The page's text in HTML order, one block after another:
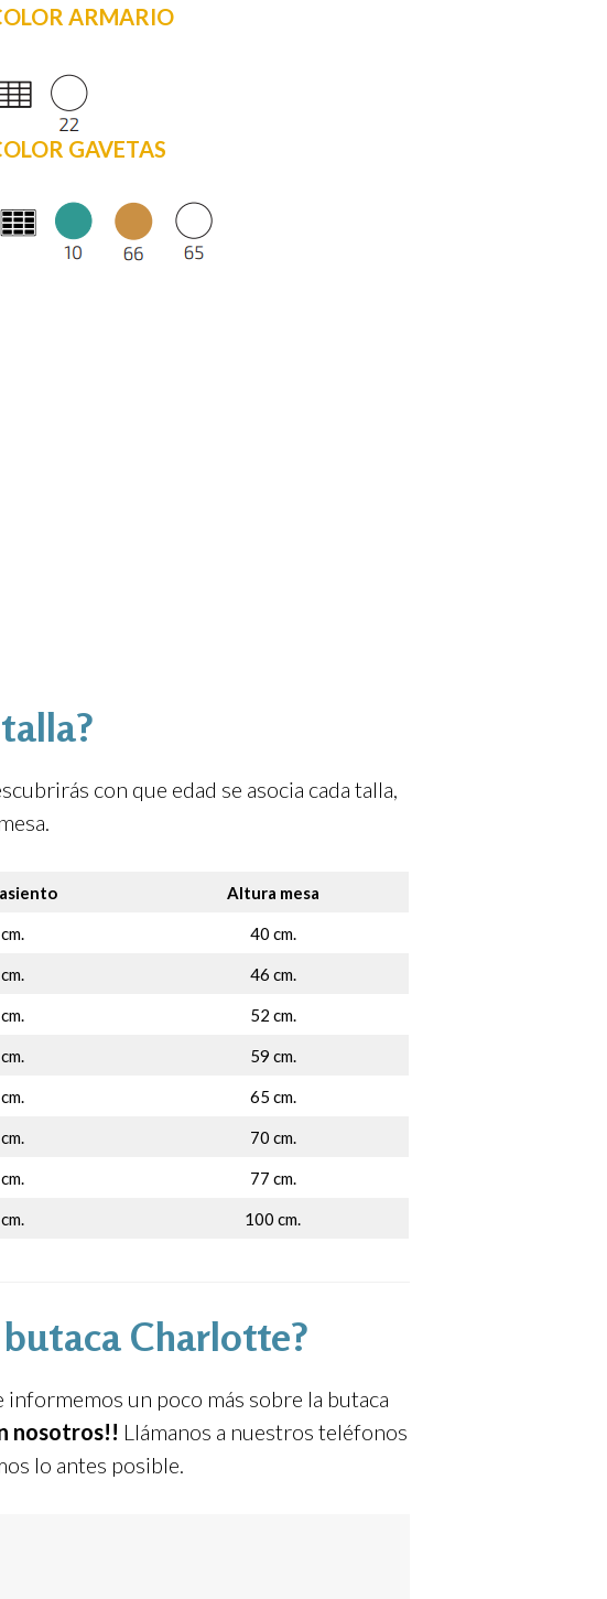
ARMARIO
GAVETAS
con que edad se asocia cada talla,
Altura mesa
40 cm.
46 cm.
52 cm.
59 cm.
65 cm.
70 cm.
77 cm.
100 cm.
Charlotte?
informemos un poco más sobre la butaca
nosotros!! Llámanos a nuestros teléfonos
lo antes posible.